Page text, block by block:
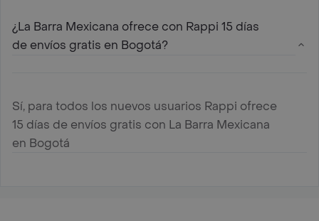
¿La Barra Mexicana ofrece con Rappi 15 días
de envíos gratis en Bogotá?
Sí, para todos los nuevos usuarios Rappi ofrece
15 días de envíos gratis con La Barra Mexicana
en Bogotá